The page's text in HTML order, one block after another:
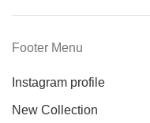
Footer Menu
Instagram profile
New Collection